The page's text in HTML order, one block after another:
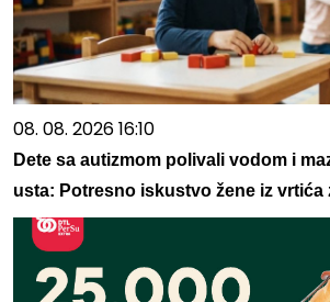
08. 08. 2026 16:10
Dete sa autizmom polivali vodom i
usta: Potresno iskustvo žene iz vrtića